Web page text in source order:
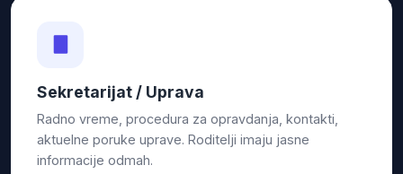
Sekretarijat / Uprava
Radno vreme, procedura za opravdanja, kontakti,
aktuelne poruke uprave. Roditelji imaju jasne
informacije odmah.